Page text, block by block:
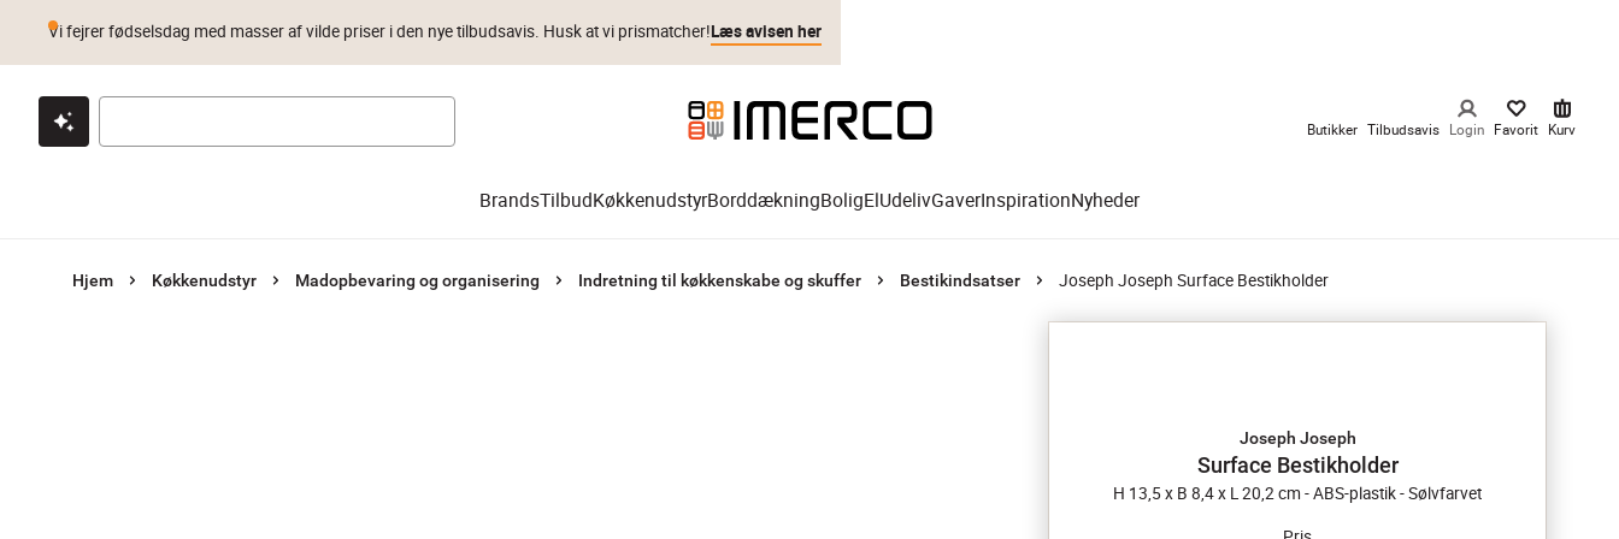
Klik & hent Byt i 1 år Prismatch
Vi fejrer fødselsdag med masser af vilde priser i den nye tilbudsavis. Husk at vi prismatcher!Læs avisen her
Butikker Tilbudsavis Login Favorit Kurv
BrandsTilbudKøkkenudstyrBorddækningBoligElUdelivGaverInspirationNyheder
Hjem Køkkenudstyr Madopbevaring og organisering Indretning til køkkenskabe og skuffer Bestikindsatser Joseph Joseph Surface Bestikholder
Joseph Joseph
Surface Bestikholder
H 13,5 x B 8,4 x L 20,2 cm - ABS-plastik - Sølvfarvet